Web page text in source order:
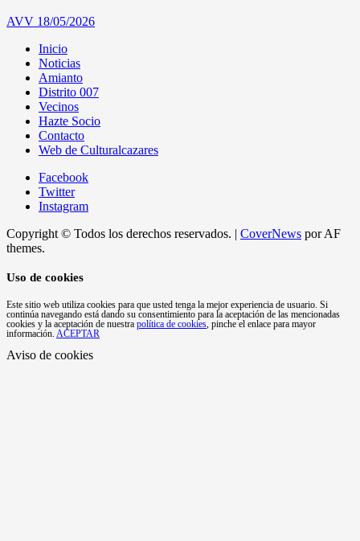
AVV 18/05/2026
Inicio
Noticias
Amianto
Distrito 007
Vecinos
Hazte Socio
Contacto
Web de Culturalcazares
Facebook
Twitter
Instagram
Copyright © Todos los derechos reservados. | CoverNews por AF
themes.
Uso de cookies
Este sitio web utiliza cookies para que usted tenga la mejor experiencia de usuario. Si
continúa navegando está dando su consentimiento para la aceptación de las mencionadas
cookies y la aceptación de nuestra política de cookies , pinche el enlace para mayor
información. ACEPTAR
Aviso de cookies